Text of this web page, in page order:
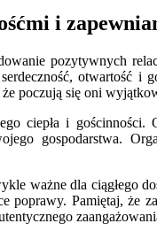
i
pozytywnych
otwartość
poczują się oni
ciepła i
gospodarstwa.
ważne dla ciągłego
poprawy. Pamiętaj, że